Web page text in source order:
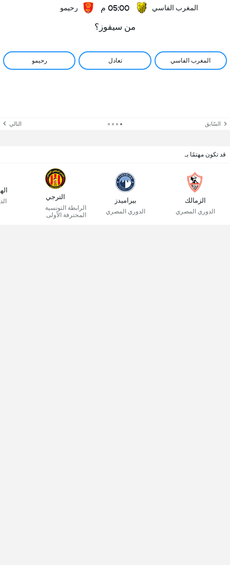
المغرب الفاسي 05:00 م رحيمو
من سيفوز؟
المغرب الفاسي تعادل رحيمو
السّابق التالي
قد تكون مهتمًا بـ
الزمالك
الدوري المصري
بيراميدز
الدوري المصري
الترجي
الرابطة التونسية
المحترفة الأولى